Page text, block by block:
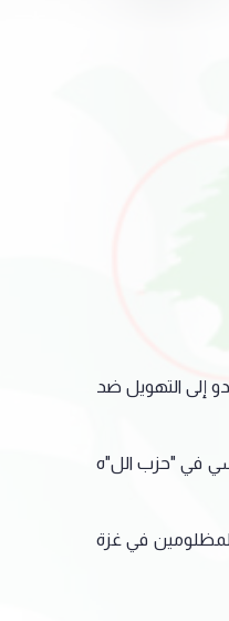
إلى التهويل ضد
في "حزب الل"ه
المظلومين في غزة